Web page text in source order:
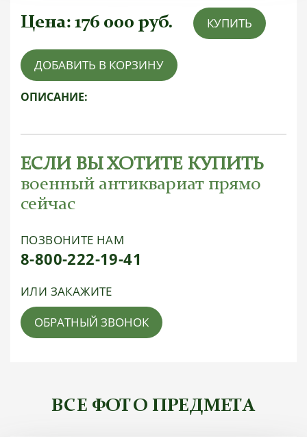
Цена: 176 000 руб. КУПИТЬ
ДОБАВИТЬ В КОРЗИНУ
ОПИСАНИЕ:
ЕСЛИ ВЫ ХОТИТЕ КУПИТЬ
военный антиквариат прямо
сейчас
ПОЗВОНИТЕ НАМ
8-800-222-19-41
ИЛИ ЗАКАЖИТЕ
ОБРАТНЫЙ ЗВОНОК
ВСЕ ФОТО ПРЕДМЕТА